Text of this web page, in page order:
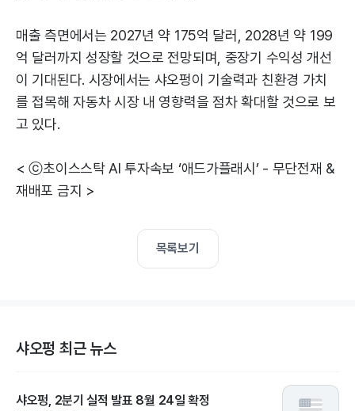
매출 측면에서는 2027년 약 175억 달러, 2028년 약 199
억 달러까지 성장할 것으로 전망되며, 중장기 수익성 개선
이 기대된다. 시장에서는 샤오펑이 기술력과 친환경 가치
를 접목해 자동차 시장 내 영향력을 점차 확대할 것으로 보
고 있다.
< ⓒ초이스스탁 AI 투자속보 ‘애드가플래시’ - 무단전재 &
재배포 금지 >
목록보기
샤오펑 최근 뉴스
샤오펑, 2분기 실적 발표 8월 24일 확정